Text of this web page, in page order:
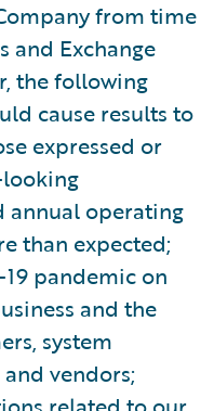
from time
and Exchange
the following
cause results to
expressed or
annual operating
than expected;
pandemic on
and the
system
vendors;